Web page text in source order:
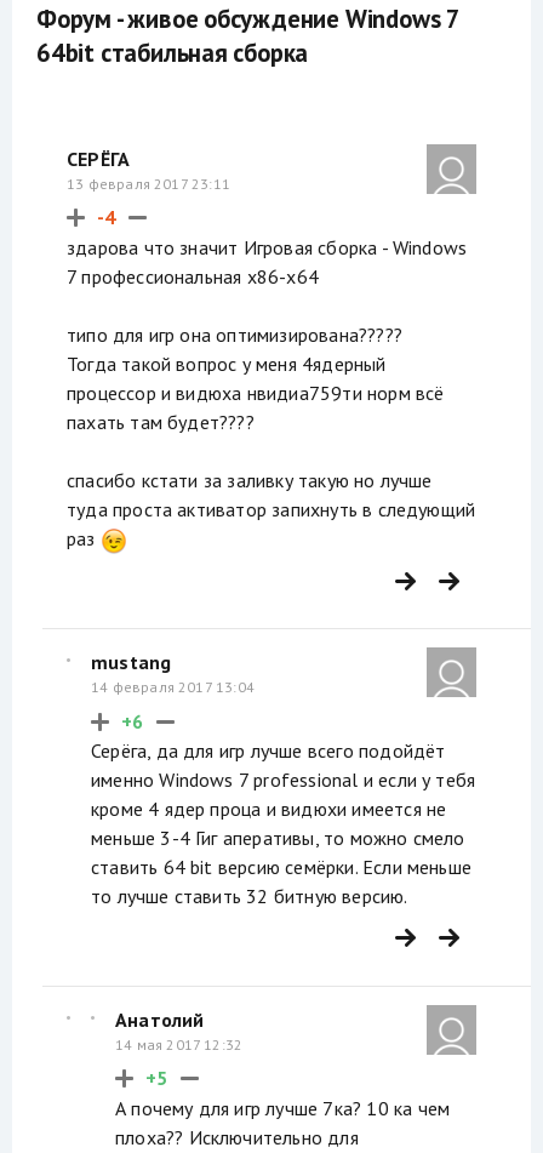
Форум - живое обсуждение Windows 7
64bit стабильная сборка
СЕРЁГА
13 февраля 2017 23:11
-4
здарова что значит Игровая сборка - Windows
7 профессиональная x86-x64
типо для игр она оптимизирована?????
Тогда такой вопрос у меня 4ядерный
процессор и видюха нвидиа759ти норм всё
пахать там будет????
спасибо кстати за заливку такую но лучше
туда проста активатор запихнуть в следующий
раз
mustang
14 февраля 2017 13:04
+6
Серёга, да для игр лучше всего подойдёт
именно Windows 7 professional и если у тебя
кроме 4 ядер проца и видюхи имеется не
меньше 3-4 Гиг аперативы, то можно смело
ставить 64 bit версию семёрки. Если меньше
то лучше ставить 32 битную версию.
Анатолий
14 мая 2017 12:32
+5
А почему для игр лучше 7ка? 10 ка чем
плоха?? Исключительно для